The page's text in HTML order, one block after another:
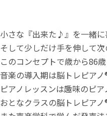
小さな『出来た♪』を一緒に
そして少しだけ手を伸して
このコンセプトで歳から86
音楽の導入期は脳トレピア
ピアノレッスンは趣味のピ
おとなクラスの脳トレピア